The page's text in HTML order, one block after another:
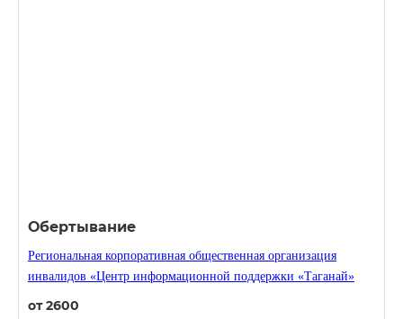
Обертывание
Региональная корпоративная общественная организация
инвалидов «Центр информационной поддержки «Таганай»
от 2600